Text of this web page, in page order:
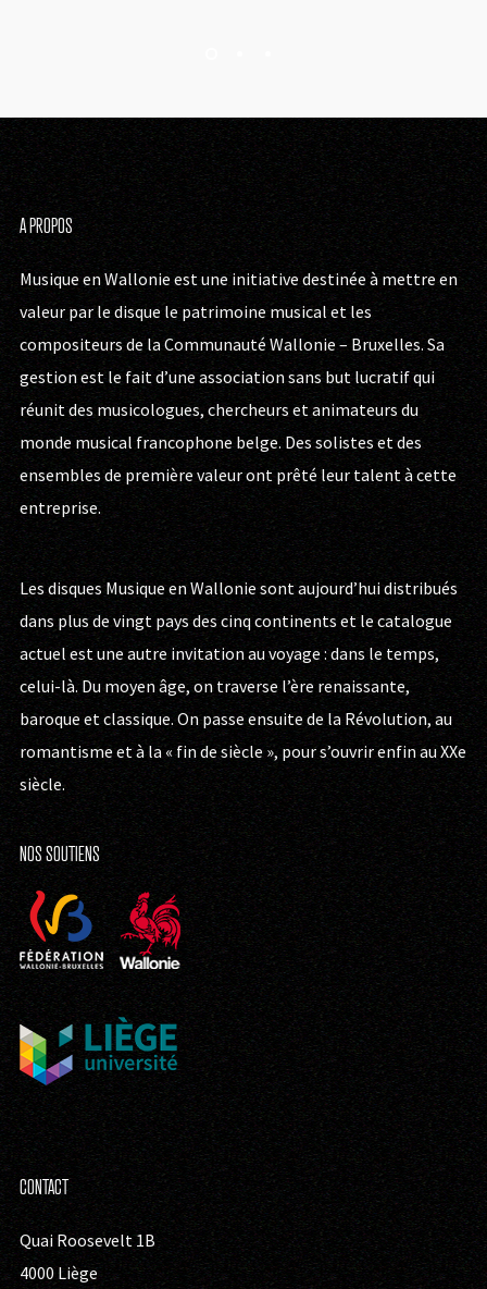
A PROPOS
Musique en Wallonie est une initiative destinée à mettre en
valeur par le disque le patrimoine musical et les
compositeurs de la Communauté Wallonie – Bruxelles. Sa
gestion est le fait d’une association sans but lucratif qui
réunit des musicologues, chercheurs et animateurs du
monde musical francophone belge. Des solistes et des
ensembles de première valeur ont prêté leur talent à cette
entreprise.
Les disques Musique en Wallonie sont aujourd’hui distribués
dans plus de vingt pays des cinq continents et le catalogue
actuel est une autre invitation au voyage : dans le temps,
celui-là. Du moyen âge, on traverse l’ère renaissante,
baroque et classique. On passe ensuite de la Révolution, au
romantisme et à la « fin de siècle », pour s’ouvrir enfin au XXe
siècle.
NOS SOUTIENS
CONTACT
Quai Roosevelt 1B
4000 Liège